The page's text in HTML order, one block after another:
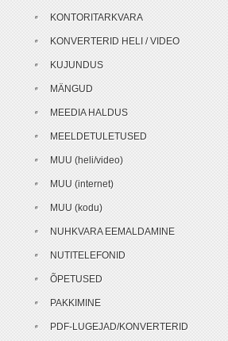
KONTORITARKVARA
KONVERTERID HELI / VIDEO
KUJUNDUS
MÄNGUD
MEEDIA HALDUS
MEELDETULETUSED
MUU (heli/video)
MUU (internet)
MUU (kodu)
NUHKVARA EEMALDAMINE
NUTITELEFONID
ÕPETUSED
PAKKIMINE
PDF-LUGEJAD/KONVERTERID